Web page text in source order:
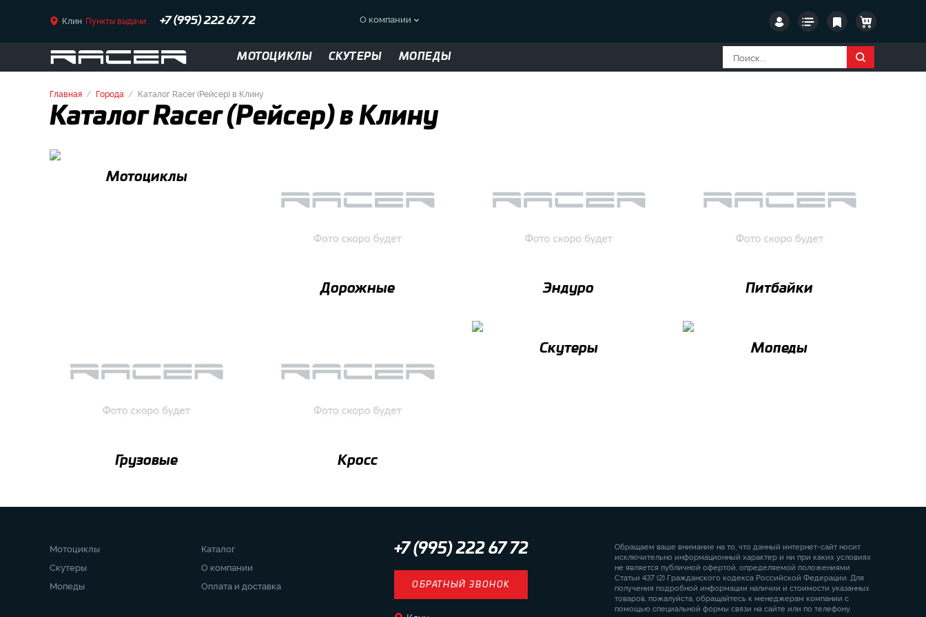
Клин Пункты выдачи +7 (995) 222 67 72 О компании
МОТОЦИКЛЫ СКУТЕРЫ МОПЕДЫ
Главная Города Каталог Racer (Рейсер) в Клину
Каталог Racer (Рейсер) в Клину
Мотоциклы
Дорожные Эндуро Питбайки
Грузовые Кросс
Скутеры Мопеды
Мотоциклы
Скутеры
Мопеды
Каталог
О компании
Оплата и доставка
+7 (995) 222 67 72
ОБРАТНЫЙ ЗВОНОК
Обращаем ваше внимание на то, что данный интернет-сайт носит
исключительно информационный характер и ни при каких условиях
не является публичной офертой, определяемой положениями
Статьи 437 (2) Гражданского кодекса Российской Федерации. Для
получения подробной информации наличии и стоимости указанных
товаров, пожалуйста, обращайтесь к менеджерам компании с
помощью специальной формы связи на сайте или по телефону.